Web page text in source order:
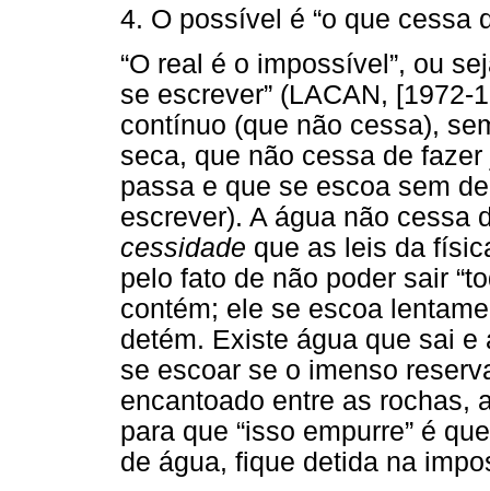
4. O possível é “o que cessa
“O real é o impossível”, ou
se escrever” (LACAN,
contínuo (que não cessa),
seca, que não cessa de
passa e que se escoa sem
escrever). A água não cessa
cessidade que as leis da
pelo fato de não poder sair
contém; ele se escoa
detém. Existe água que sai
se escoar se o imenso
encantoado entre as rochas,
para que “isso empurre” é
de água, fique detida na